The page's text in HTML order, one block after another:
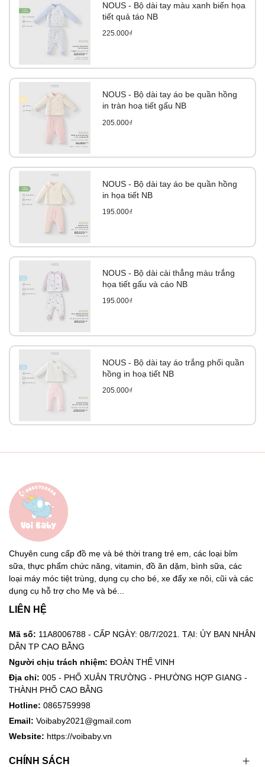
NOUS - Bộ dài tay màu xanh biển họa
tiết quả táo NB
225.000₫
NOUS - Bộ dài tay áo be quần hồng
in tràn hoạ tiết gấu NB
205.000₫
NOUS - Bộ dài tay áo be quần hồng
in họa tiết NB
195.000₫
NOUS - Bộ dài cài thẳng màu trắng
họa tiết gấu và cáo NB
195.000₫
NOUS - Bộ dài tay áo trắng phối quần
hồng in hoạ tiết NB
205.000₫
Chuyên cung cấp đồ mẹ và bé thời trang trẻ em, các loại bỉm
sữa, thực phẩm chức năng, vitamin, đồ ăn dặm, bình sữa, các
loại máy móc tiệt trùng, dụng cụ cho bé, xe đẩy xe nôi, cũi và các
dụng cụ hỗ trợ cho Mẹ và bé...
LIÊN HỆ
Mã số: 11A8006788 - CẤP NGÀY: 08/7/2021. TẠI: ỦY BAN NHÂN
DÂN TP CAO BẰNG
Người chịu trách nhiệm: ĐOÀN THẾ VINH
Địa chỉ: 005 - PHỐ XUÂN TRƯỜNG - PHƯỜNG HỢP GIANG -
THÀNH PHỐ CAO BẰNG
Hotline: 0865759998
Email: Voibaby2021@gmail.com
Website: https://voibaby.vn
CHÍNH SÁCH